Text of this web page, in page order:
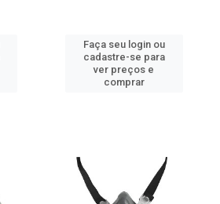
Faça seu login ou
cadastre-se para
ver preços e
comprar